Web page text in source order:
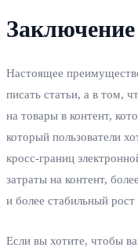
Заключение
Настоящее
писать статьи, а в том,
на товары в контент,
который пользователи
кросс‑границ
затраты на контент,
и более стабильный
Если вы хотите, чтобы